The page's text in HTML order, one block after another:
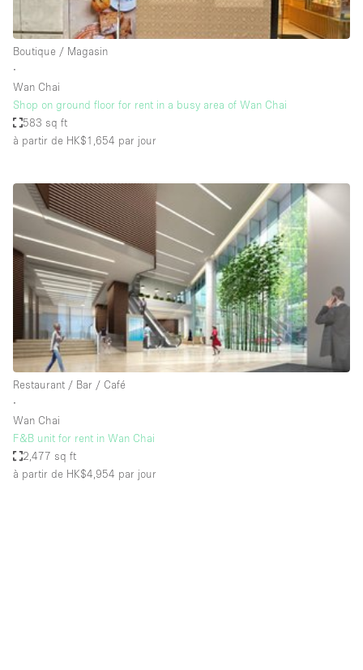
Ascenseur
Bar
Comptoir
Cuisine
De plain-pied
Entrée Large
Espace Avec Vue
Espace Brut
Espace Epuré / Minimaliste
Exposition Véhicules
Internet
Licence Alcool
Lumière du Jour
Boutique / Magasin
∙
Wan Chai
Shop on ground floor for rent in a busy area of Wan Chai
583 sq ft
à partir de HK$1,654 par jour
Restaurant / Bar / Café
∙
Wan Chai
F&B unit for rent in Wan Chai
2,477 sq ft
à partir de HK$4,954 par jour